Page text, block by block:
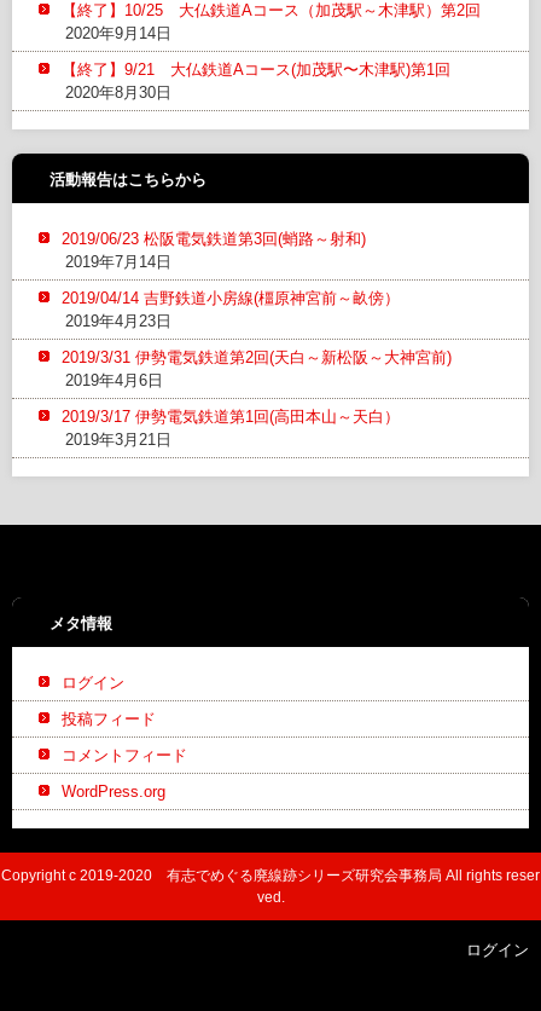
【終了】10/25 大仏鉄道Aコース（加茂駅～木津駅）第2回
2020年9月14日
【終了】9/21 大仏鉄道Aコース(加茂駅〜木津駅)第1回
2020年8月30日
活動報告はこちらから
2019/06/23 松阪電気鉄道第3回(蛸路～射和)
2019年7月14日
2019/04/14 吉野鉄道小房線(橿原神宮前～畝傍）
2019年4月23日
2019/3/31 伊勢電気鉄道第2回(天白～新松阪～大神宮前)
2019年4月6日
2019/3/17 伊勢電気鉄道第1回(高田本山～天白）
2019年3月21日
メタ情報
ログイン
投稿フィード
コメントフィード
WordPress.org
Copyright c 2019-2020 有志でめぐる廃線跡シリーズ研究会事務局 All rights reser
ved.
ログイン